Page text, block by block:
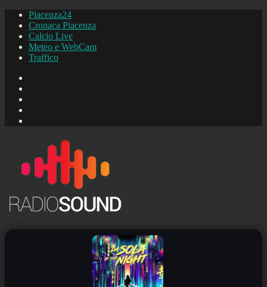
Piacenza24
Cronaca Piacenza
Calcio Live
Meteo e WebCam
Traffico